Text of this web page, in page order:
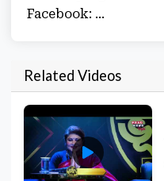
Facebook: ...
Related Videos